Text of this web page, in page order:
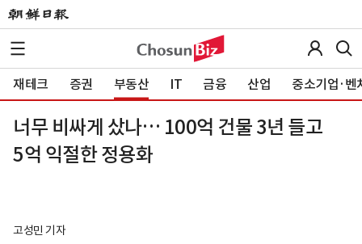
재테크 증권 부동산 IT 금융 산업 중소기업·벤
너무 비싸게 샀나… 100억 건물 3년 들고
5억 익절한 정용화
고성민 기자